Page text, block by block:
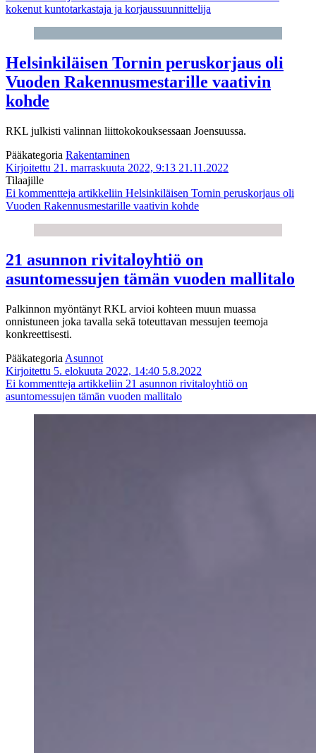
kokenut kuntotarkastaja ja korjaussuunnittelija
Helsinkiläisen Tornin peruskorjaus oli
Vuoden Rakennusmestarille vaativin
kohde
RKL julkisti valinnan liittokokouksessaan Joensuussa.
Pääkategoria Rakentaminen
Kirjoitettu 21. marraskuuta 2022, 9:13 21.11.2022
Tilaajille
Ei kommentteja artikkeliin Helsinkiläisen Tornin peruskorjaus oli
Vuoden Rakennusmestarille vaativin kohde
21 asunnon rivitaloyhtiö on
asuntomessujen tämän vuoden mallitalo
Palkinnon myöntänyt RKL arvioi kohteen muun muassa
onnistuneen joka tavalla sekä toteuttavan messujen teemoja
konkreettisesti.
Pääkategoria Asunnot
Kirjoitettu 5. elokuuta 2022, 14:40 5.8.2022
Ei kommentteja artikkeliin 21 asunnon rivitaloyhtiö on
asuntomessujen tämän vuoden mallitalo